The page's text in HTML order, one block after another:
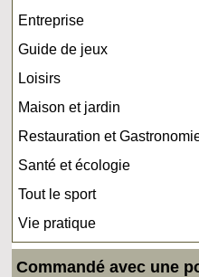
Entreprise
Guide de jeux
Loisirs
Maison et jardin
Restauration et
Santé et écologie
Tout le sport
Vie pratique
Commandé avec une